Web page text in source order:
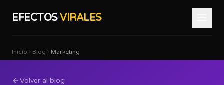
EFECTOSVIRALES
Inicio Blog Marketing
Volver al blog